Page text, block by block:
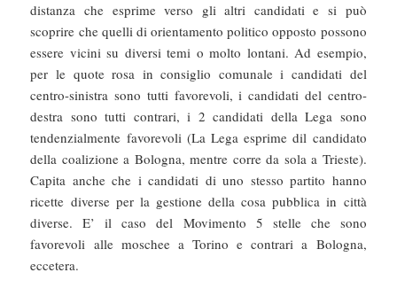
distanza che esprime verso gli altri candidati e si può
scoprire che quelli di orientamento politico opposto possono
essere vicini su diversi temi o molto lontani. Ad esempio,
per le quote rosa in consiglio comunale i candidati del
centro-sinistra sono tutti favorevoli, i candidati del centro-
destra sono tutti contrari, i 2 candidati della Lega sono
tendenzialmente favorevoli (La Lega esprime dil candidato
della coalizione a Bologna, mentre corre da sola a Trieste).
Capita anche che i candidati di uno stesso partito hanno
ricette diverse per la gestione della cosa pubblica in città
diverse. E’ il caso del Movimento 5 stelle che sono
favorevoli alle moschee a Torino e contrari a Bologna,
eccetera.